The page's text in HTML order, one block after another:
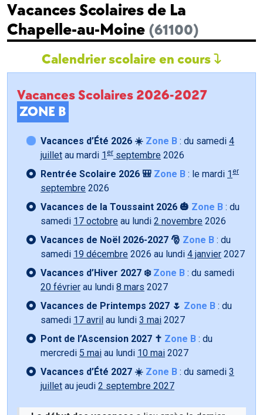
Vacances Scolaires de La
Chapelle-au-Moine (61100)
Calendrier scolaire en cours
Vacances Scolaires 2026-2027
ZONE B
Vacances d’Été 2026 ☀️ Zone B : du samedi 4
juillet au mardi 1 er septembre 2026
Rentrée Scolaire 2026 🎒 Zone B : le mardi 1 er
septembre 2026
Vacances de la Toussaint 2026 🎃 Zone B : du
samedi 17 octobre au lundi 2 novembre 2026
Vacances de Noël 2026-2027 🎅 Zone B : du
samedi 19 décembre 2026 au lundi 4 janvier 2027
Vacances d’Hiver 2027 ❄️ Zone B : du samedi
20 février au lundi 8 mars 2027
Vacances de Printemps 2027 🌷 Zone B : du
samedi 17 avril au lundi 3 mai 2027
Pont de l’Ascension 2027 ✝️ Zone B : du
mercredi 5 mai au lundi 10 mai 2027
Vacances d’Été 2027 ☀️ Zone B : du samedi 3
juillet au jeudi 2 septembre 2027